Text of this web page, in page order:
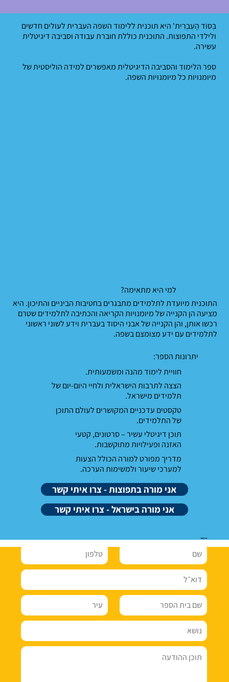
בְּסוֹד הָעִבְרִית' היא תוכנית ללימוד השפה העברית לעולים חדשים
ולילדי התפוצות. התוכנית כוללת חוברת עבודה וסביבה דיגיטלית
עשירה.
ספר הלימוד והסביבה הדיגיטלית מאפשרים למידה הוליסטית של
מיומנויות כל מיומנויות השפה.
למי היא מתאימה?
התוכנית מיועדת לתלמידים מתבגרים בחטיבות הביניים והתיכון. היא
מציעה הן הקנייה של מיומנויות הקריאה והכתיבה לתלמידים שטרם
רכשו אותן, והן הקנייה של אבני היסוד בעברית וידע לשוני ראשוני
לתלמידים עם ידע מצומצם בשפה.
יתרונות הספר:
חוויית לימוד מהנה ומשמעותית.
הצצה לתרבות הישראלית ולחיי היום-יום של
תלמידים מישראל.
טקסטים עדכניים המקושרים לעולם התוכן
של התלמידים.
תוכן דיגיטלי עשיר – סרטונים, קטעי
האזנה ופעילויות מתוקשבות.
מדריך מפורט למורה הכולל הצעות
למערכי שיעור ולמשימות הערכה.
אני מורה בתפוצות - צרו איתי קשר
אני מורה בישראל - צרו איתי קשר
צרו קשר